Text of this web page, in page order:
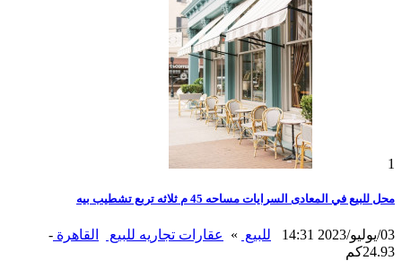
1
محل للبيع في المعادى السرايات مساحه 45 م ثلاثه تربع تشطيب بيه
03/يوليو/2023 14:31 للبيع » عقارات تجاريه للبيع القاهرة -
24.93كم